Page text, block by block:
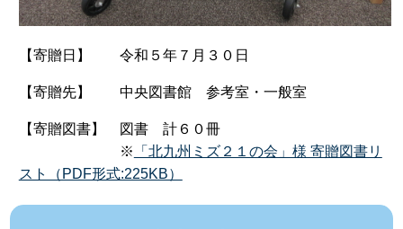
【寄贈日】 令和５年７月３０日
【寄贈先】 中央図書館 参考室・一般室
【寄贈図書】 図書 計６０冊
※
「北九州ミズ２１の会」様 寄贈図書リ
スト（PDF形式:225KB）